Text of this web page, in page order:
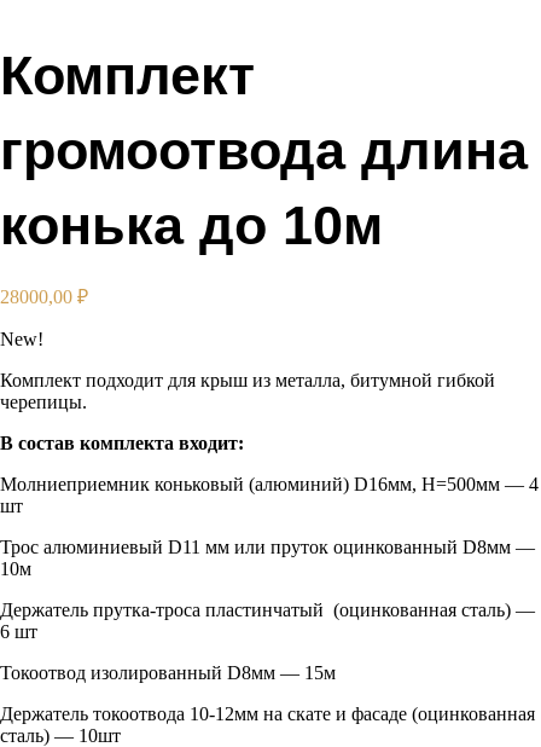
Комплект
громоотвода длина
конька до 10м
28000,00 ₽
New!
Комплект подходит для крыш из металла, битумной гибкой
черепицы.
В состав комплекта входит:
Молниеприемник коньковый (алюминий) D16мм, H=500мм — 4
шт
Трос алюминиевый D11 мм или пруток оцинкованный D8мм —
10м
Держатель прутка-троса пластинчатый (оцинкованная сталь) —
6 шт
Токоотвод изолированный D8мм — 15м
Держатель токоотвода 10-12мм на скате и фасаде (оцинкованная
сталь) — 10шт